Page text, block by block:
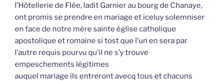
l’Hötellerie de Flée, ladit Garnier au bourg de Chanaye,
ont promis se prendre en mariage et iceluy solemniser
en face de notre mère sainte église catholique
apostolique et romaine si tost que l’un en sera par
l’autre requis pourvu qu’il ne s’y trouve
empeschements légitimes
auquel mariage ils entreront avecq tous et chacuns